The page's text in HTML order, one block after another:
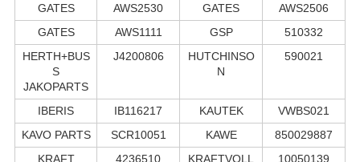
GATES
AWS2530 GATES
AWS2506
GATES
AWS1111 GSP
510332
HERTH+BUS
S
JAKOPARTS
J4200806
HUTCHINSO
N
590021
IBERIS IB116217 KAUTEK
VWBS021
KAVO PARTS
SCR10051 KAWE
850029887
KRAFT
4236510
KRAFTVOLL
10050139